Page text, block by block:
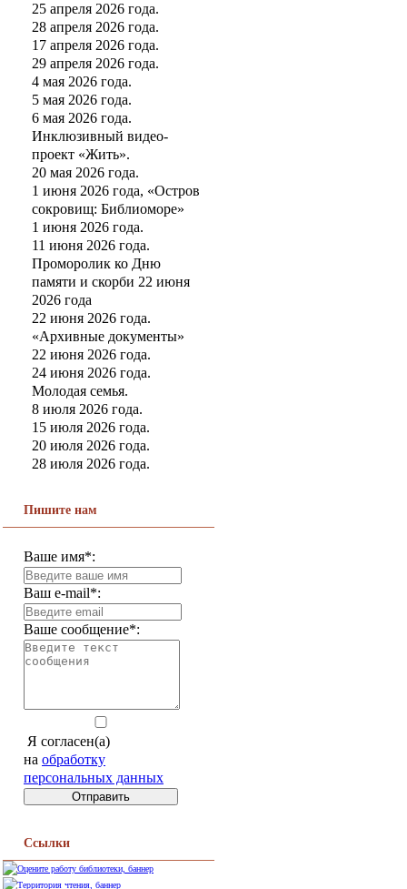
25 апреля 2026 года.
28 апреля 2026 года.
17 апреля 2026 года.
29 апреля 2026 года.
4 мая 2026 года.
5 мая 2026 года.
6 мая 2026 года.
Инклюзивный видео-
проект «Жить».
20 мая 2026 года.
1 июня 2026 года, «Остров
сокровищ: Библиоморе»
1 июня 2026 года.
11 июня 2026 года.
Проморолик ко Дню
памяти и скорби 22 июня
2026 года
22 июня 2026 года.
«Архивные документы»
22 июня 2026 года.
24 июня 2026 года.
Молодая семья.
8 июля 2026 года.
15 июля 2026 года.
20 июля 2026 года.
28 июля 2026 года.
Пишите нам
Ваше имя*:
Ваш e-mail*:
Ваше сообщение*:
Я согласен(а)
на обработку
персональных данных
Ссылки